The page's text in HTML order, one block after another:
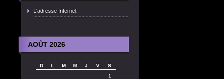
L'adresse Internet
AOÛT 2026
D L M M J V
S
1